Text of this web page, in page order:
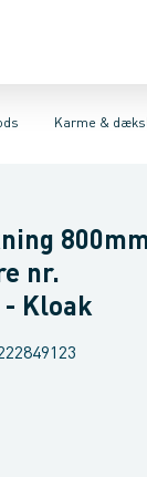
Brøndgods
Karme &
topringeKarme
Ø400 mmØ425
nr.
- Kloak